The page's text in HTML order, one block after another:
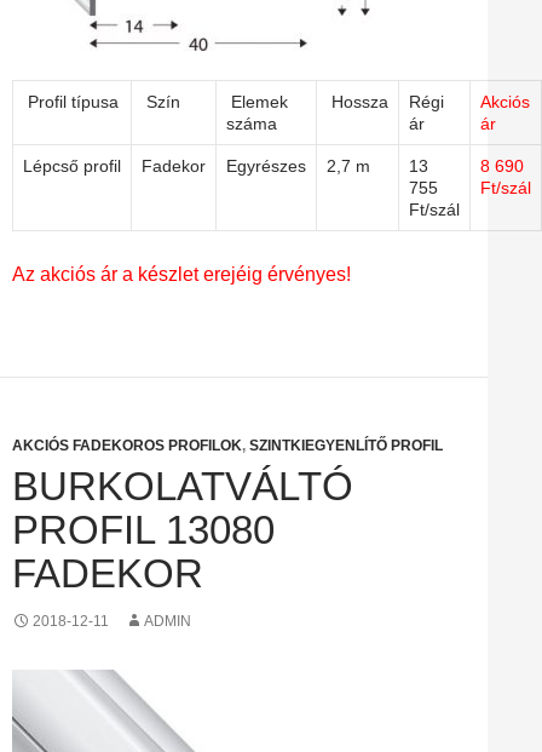
Profil típusa Szín
Elemek
száma
Hossza
Régi
ár
Akciós
ár
Lépcső profil Fadekor Egyrészes 2,7 m
13
755
Ft/szál
8 690
Ft/szál
Az akciós ár a készlet erejéig érvényes!
AKCIÓS FADEKOROS PROFILOK, SZINTKIEGYENLÍTŐ PROFIL
BURKOLATVÁLTÓ
PROFIL 13080
FADEKOR
2018-12-11 ADMIN